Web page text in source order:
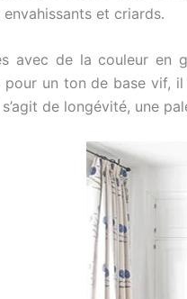
et criards.
avec de la couleur en
un ton de base vif,
de longévité, une